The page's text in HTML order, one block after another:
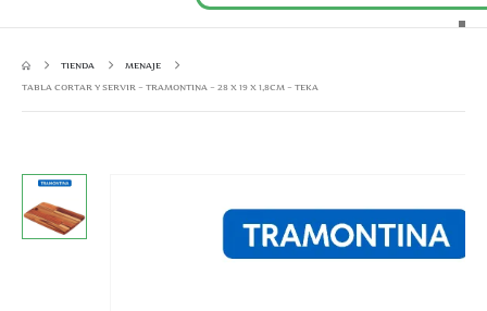
TIENDA
MENAJE
TABLA CORTAR Y SERVIR – TRAMONTINA – 28 X 19 X 1,8CM – TEKA